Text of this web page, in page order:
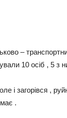
–
10 осіб , 5 з
і загорівся ,
.